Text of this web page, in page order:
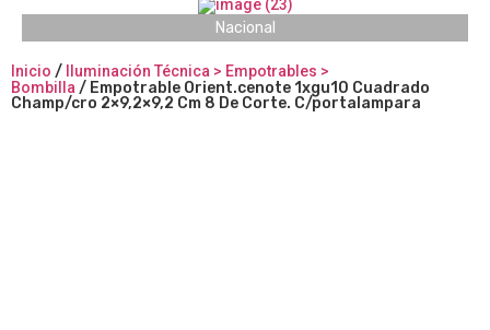
Nacional
Inicio /
Iluminación Técnica > Empotrables >
Bombilla/ Empotrable Orient.cenote 1xgu10 Cuadrado
Champ/cro 2×9,2×9,2 Cm 8 De Corte. C/portalampara